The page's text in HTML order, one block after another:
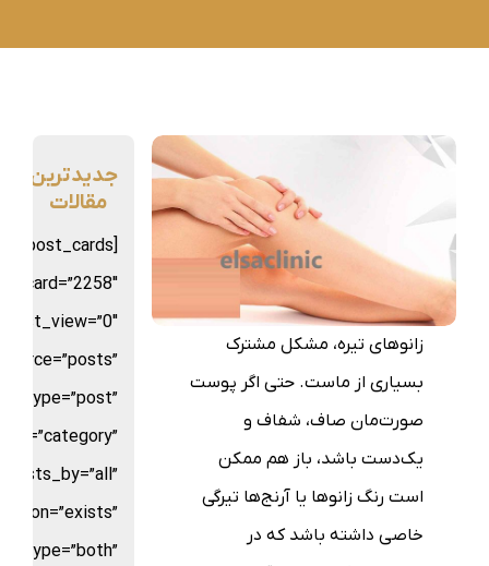
زانوهای تیره، مشکل مشترک
بسیاری از ماست. حتی اگر پوست
صورت‌مان صاف، شفاف و
یک‌دست باشد، باز هم ممکن
است رنگ زانوها یا آرنج‌ها تیرگی
خاصی داشته باشد که در
جدیدترین
مقالات
source=”posts”
posts_by=”all”